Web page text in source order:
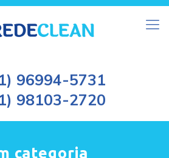
96994-5731
98103-2720
categoria